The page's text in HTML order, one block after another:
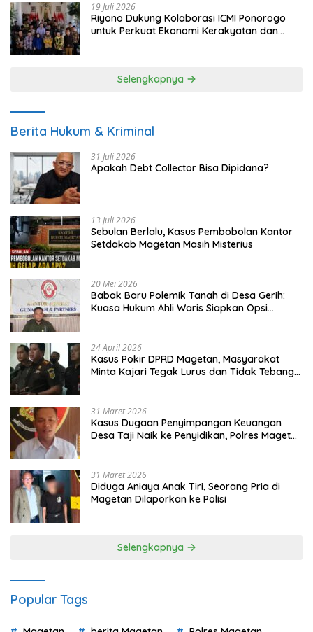
19 Juli 2026
Riyono Dukung Kolaborasi ICMI Ponorogo
untuk Perkuat Ekonomi Kerakyatan dan
Selengkapnya
Berita Hukum & Kriminal
31 Juli 2026
Apakah Debt Collector Bisa Dipidana?
13 Juli 2026
Sebulan Berlalu, Kasus Pembobolan Kantor
Setdakab Magetan Masih Misterius
20 Mei 2026
Babak Baru Polemik Tanah di Desa Gerih:
Kuasa Hukum Ahli Waris Siapkan Opsi
24 April 2026
Kasus Pokir DPRD Magetan, Masyarakat
Minta Kajari Tegak Lurus dan Tidak Tebang
31 Maret 2026
Kasus Dugaan Penyimpangan Keuangan
Desa Taji Naik ke Penyidikan, Polres Magetan
31 Maret 2026
Diduga Aniaya Anak Tiri, Seorang Pria di
Magetan Dilaporkan ke Polisi
Selengkapnya
Popular Tags